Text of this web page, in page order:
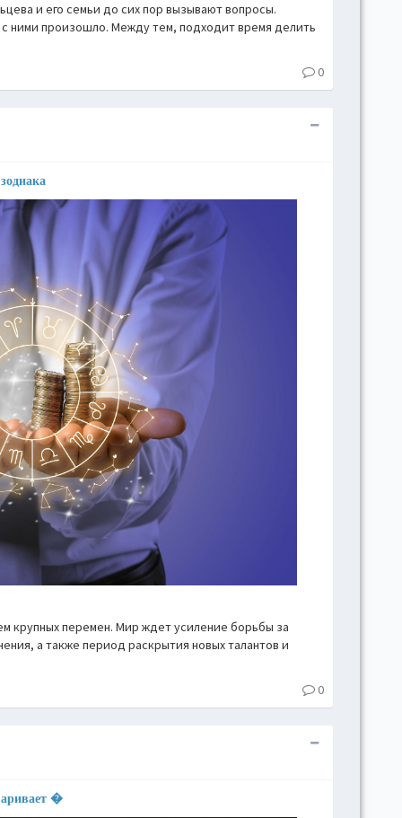
и его семьи до сих пор вызывают вопросы.
ними произошло. Между тем, подходит время делить
0
крупных перемен. Мир ждет усиление борьбы за
а также период раскрытия новых талантов и
0
�